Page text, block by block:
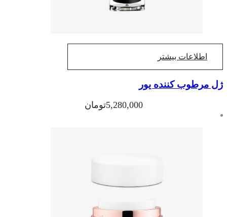
اطلاعات بیشتر
مرطوب کننده یور
5,280,000تومان